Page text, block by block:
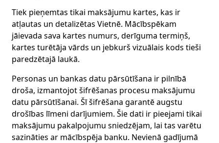
Tiek pieņemtas tikai maksājumu kartes, kas ir
atļautas un detalizētas Vietnē. Mācībspēkam
jāievada sava kartes numurs, derīguma termiņš,
kartes turētāja vārds un jebkurš vizuālais kods tieši
paredzētajā laukā.
Personas un bankas datu pārsūtīšana ir pilnībā
droša, izmantojot šifrēšanas procesu maksājumu
datu pārsūtīšanai. Šī šifrēšana garantē augstu
drošības līmeni darījumiem. Šie dati ir pieejami tikai
maksājumu pakalpojumu sniedzējam, lai tas varētu
sazināties ar mācībspēja banku. Nevienā gadījumā